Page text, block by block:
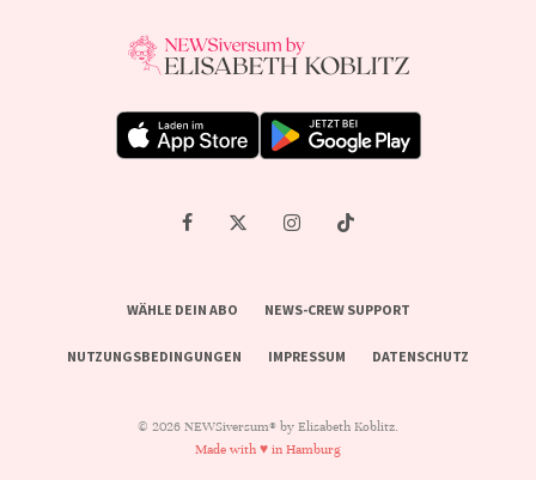
WÄHLE DEIN ABO NEWS-CREW SUPPORT
NUTZUNGSBEDINGUNGEN IMPRESSUM DATENSCHUTZ
© 2026 NEWSiversum® by Elisabeth Koblitz.
Made with ♥ in Hamburg